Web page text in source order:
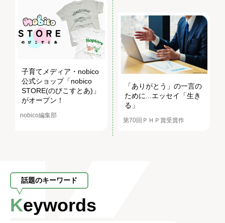
子育てメディア・nobico
公式ショップ「nobico
STORE(のびこすとあ)」
がオープン！
nobico編集部
「ありがとう」の一言の
ために...エッセイ「生き
る」
第70回ＰＨＰ賞受賞作
話題のキーワード
Keywords